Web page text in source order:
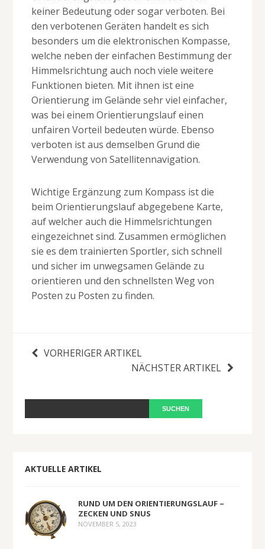
keiner Bedeutung oder sogar verboten. Bei
den verbotenen Geräten handelt es sich
besonders um die elektronischen Kompasse,
welche neben der einfachen Bestimmung der
Himmelsrichtung auch noch viele weitere
Funktionen bieten. Mit ihnen ist eine
Orientierung im Gelände sehr viel einfacher,
was bei einem Orientierungslauf einen
unfairen Vorteil bedeuten würde. Ebenso
verboten ist aus demselben Grund die
Verwendung von Satellitennavigation.
Wichtige Ergänzung zum Kompass ist die
beim Orientierungslauf abgegebene Karte,
auf welcher auch die Himmelsrichtungen
eingezeichnet sind. Zusammen ermöglichen
sie es dem trainierten Sportler, sich schnell
und sicher im unwegsamen Gelände zu
orientieren und den schnellsten Weg von
Posten zu Posten zu finden.
VORHERIGER ARTIKEL
NÄCHSTER ARTIKEL
AKTUELLE ARTIKEL
RUND UM DEN ORIENTIERUNGSLAUF –
ZECKEN UND SNUS
NOVEMBER 5, 2023